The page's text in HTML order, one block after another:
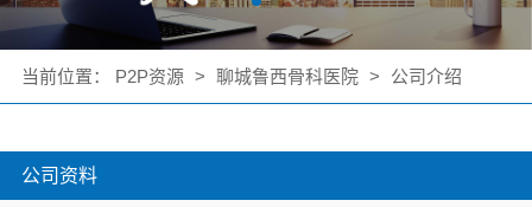
公司资料
当前位置： P2P资源 > 聊城鲁西骨科医院 > 公司介绍